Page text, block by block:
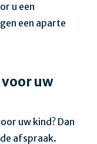
u een
een aparte
uw
uw kind? Dan
afspraak.